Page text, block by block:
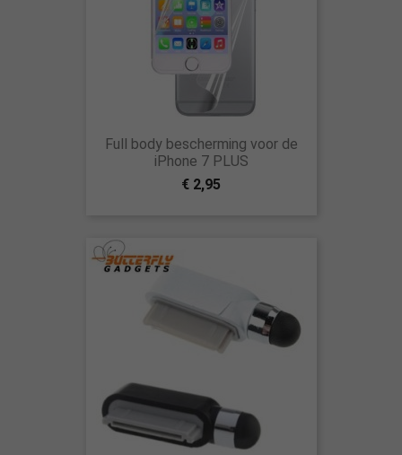
Full body bescherming voor de
iPhone 7 PLUS
€ 2,95